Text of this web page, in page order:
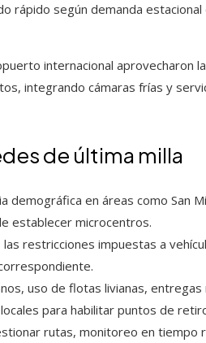
rápido según demanda estacional
internacional aprovecharon
integrando cámaras frías y
de última milla
demográfica en áreas como San
establecer microcentros.
restricciones impuestas a
uso de flotas livianas, entregas
para habilitar puntos de
rutas, monitoreo en tiempo